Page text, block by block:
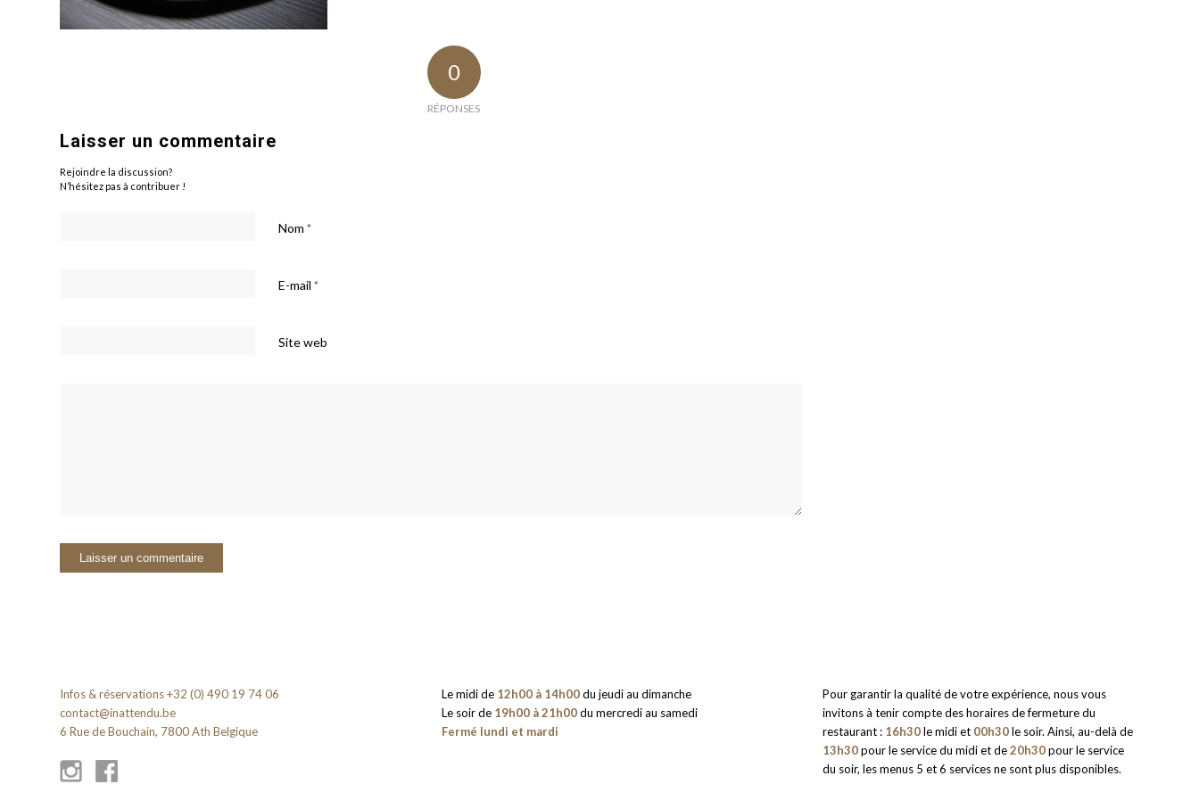
0
RÉPONSES
Laisser un commentaire
Rejoindre la discussion?
N’hésitez pas à contribuer !
Nom *
E-mail *
Site web
Infos & réservations +32 (0) 490 19 74 06
contact@inattendu.be
6 Rue de Bouchain, 7800 Ath Belgique
Le midi de 12h00 à 14h00du jeudi au dimanche
Le soir de 19h00 à 21h00du mercredi au samedi
Fermé lundi et mardi
Pour garantir la qualité de votre expérience, nous vous
invitons à tenir compte des horaires de fermeture du
restaurant : 16h30le midi et 00h30le soir. Ainsi, au-delà de
13h30pour le service du midi et de20h30pour le service
du soir, les menus 5 et 6 services ne sont plus disponibles.